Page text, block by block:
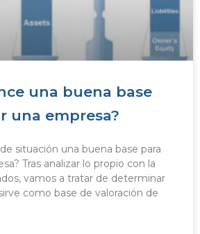
una buena base
una empresa?
situación una buena base para
Tras analizar lo propio con la
vamos a tratar de determinar
como base de valoración de